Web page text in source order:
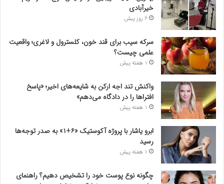
خیرآبادی
6 روز پیش
سرکه سیب برای قند خون، کلسترول و لاغری؛ واقعیت
علمی چیست؟
1 هفته پیش
واکنش تند اجه ارکن به شایعه‌های اخیر؛ «پاسخ
افتراها را در دادگاه می‌دهم»
1 هفته پیش
ابرو یاشار با پروژه آکوستیک «۶+۱» به صدر توجه‌ها
رسید
1 هفته پیش
چگونه نوع پوست خود را تشخیص دهیم؟ راهنمای